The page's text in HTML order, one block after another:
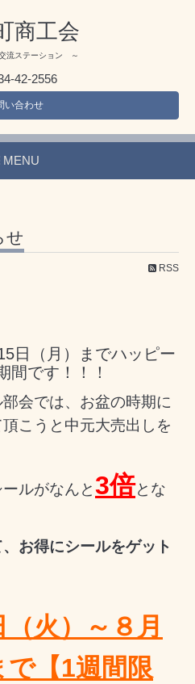
商工会
流ステーション ～
42-2556
い合わせ
MENU
せ
RSS
日（月）までハッピー
間です！！！
会では、お盆の時期に
こうと中元大売出しを
ルがなんと3倍とな
お得にシールをゲット
火）～８月
で【1週間限